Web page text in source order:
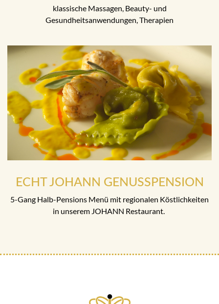
klassische Massagen, Beauty- und
Gesundheitsanwendungen, Therapien
ECHT JOHANN GENUSSPENSION
5-Gang Halb-Pensions Menü mit regionalen Köstlichkeiten
in unserem JOHANN Restaurant.